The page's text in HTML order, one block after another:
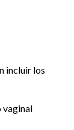
incluir los
vaginal